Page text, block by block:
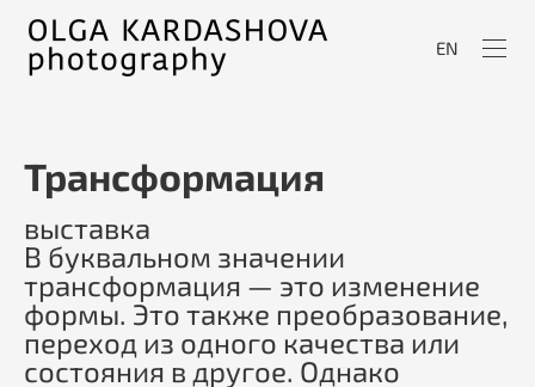
EN
Трансформация
выставка
В буквальном значении
трансформация — это изменение
формы. Это также преобразование,
переход из одного качества или
состояния в другое. Однако